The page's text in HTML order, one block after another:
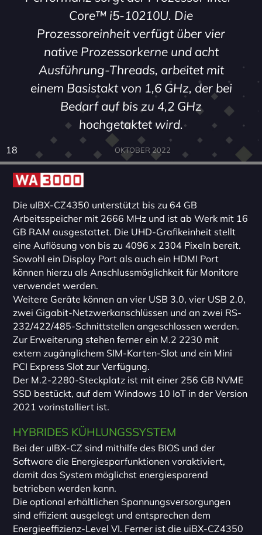
Core™ i5-10210U. Die
Prozessoreinheit verfügt über vier
native Prozessorkerne und acht
Ausführung-Threads, arbeitet mit
einem Basistakt von 1,6 GHz, der bei
Bedarf auf bis zu 4,2 GHz
hochgetaktet wird.
18 OKTOBER 2022
Die uIBX-CZ4350 unterstützt bis zu 64 GB
Arbeitsspeicher mit 2666 MHz und ist ab Werk mit 16
GB RAM ausgestattet. Die UHD-Grafikeinheit stellt
eine Auflösung von bis zu 4096 x 2304 Pixeln bereit.
Sowohl ein Display Port als auch ein HDMI Port
können hierzu als Anschlussmöglichkeit für Monitore
verwendet werden.
Weitere Geräte können an vier USB 3.0, vier USB 2.0,
zwei Gigabit-Netzwerkanschlüssen und an zwei RS-
232/422/485-Schnittstellen angeschlossen werden.
Zur Erweiterung stehen ferner ein M.2 2230 mit
extern zugänglichem SIM-Karten-Slot und ein Mini
PCI Express Slot zur Verfügung.
Der M.2-2280-Steckplatz ist mit einer 256 GB NVME
SSD bestückt, auf dem Windows 10 IoT in der Version
2021 vorinstalliert ist.
HYBRIDES KÜHLUNGSSYSTEM
Bei der uIBX-CZ sind mithilfe des BIOS und der
Software die Energiesparfunktionen voraktiviert,
damit das System möglichst energiesparend
betrieben werden kann.
Die optional erhältlichen Spannungsversorgungen
sind effizient ausgelegt und entsprechen dem
Energieeffizienz-Level VI. Ferner ist die uiBX-CZ4350